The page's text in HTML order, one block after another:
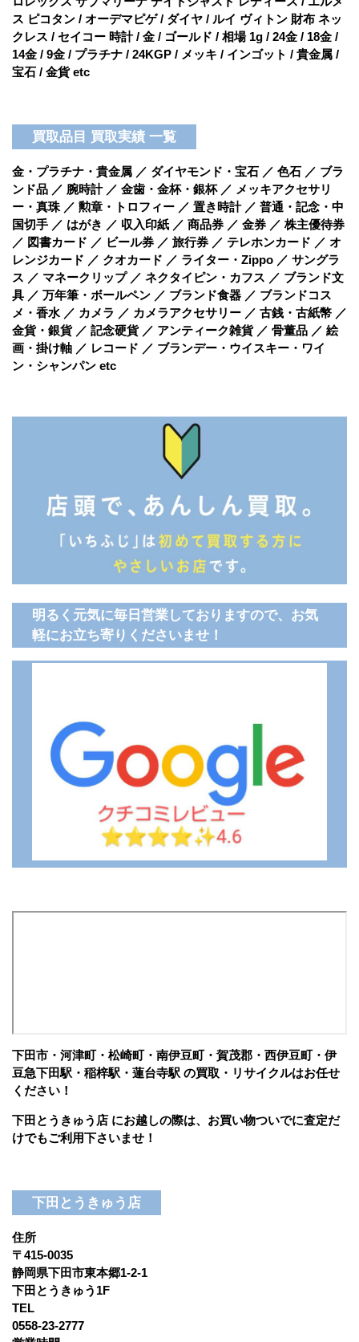
ス ピコタン / オーデマピゲ / ダイヤ / ルイ ヴィトン 財布 ネッ
クレス / セイコー 時計 / 金 / ゴールド / 相場 1g / 24金 / 18金 /
14金 / 9金 / プラチナ / 24KGP / メッキ / インゴット / 貴金属 /
宝石 / 金貨 etc
買取品目 買取実績 一覧
金・プラチナ・貴金属 ／ ダイヤモンド・宝石 ／ 色石 ／ ブラ
ンド品 ／ 腕時計 ／ 金歯・金杯・銀杯 ／ メッキアクセサリ
ー・真珠 ／ 勲章・トロフィー ／ 置き時計 ／ 普通・記念・中
国切手 ／ はがき ／ 収入印紙 ／ 商品券 ／ 金券 ／ 株主優待券
／ 図書カード ／ ビール券 ／ 旅行券 ／ テレホンカード ／ オ
レンジカード ／ クオカード ／ ライター・Zippo ／ サングラ
ス ／ マネークリップ ／ ネクタイピン・カフス ／ ブランド文
具 ／ 万年筆・ボールペン ／ ブランド食器 ／ ブランドコス
メ・香水 ／ カメラ ／ カメラアクセサリー ／ 古銭・古紙幣 ／
金貨・銀貨 ／ 記念硬貨 ／ アンティーク雑貨 ／ 骨董品 ／ 絵
画・掛け軸 ／ レコード ／ ブランデー・ウイスキー・ワイ
ン・シャンパン etc
明るく元気に毎日営業しておりますので、お気
軽にお立ち寄りくださいませ！
下田市・河津町・松崎町・南伊豆町・賀茂郡・西伊豆町・伊
豆急下田駅・稲梓駅・蓮台寺駅 の買取・リサイクルはお任せ
ください！
下田とうきゅう店 にお越しの際は、お買い物ついでに査定だ
けでもご利用下さいませ！
下田とうきゅう店
住所
〒415-0035
静岡県下田市東本郷1-2-1
下田とうきゅう1F
TEL
0558-23-2777